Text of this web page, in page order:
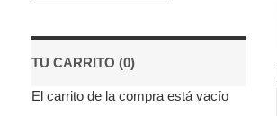
TU CARRITO (0)
El carrito de la compra está vacío